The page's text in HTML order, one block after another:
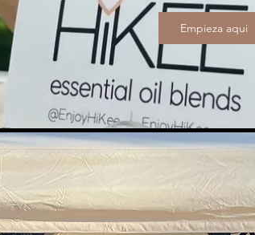
Empieza aqui